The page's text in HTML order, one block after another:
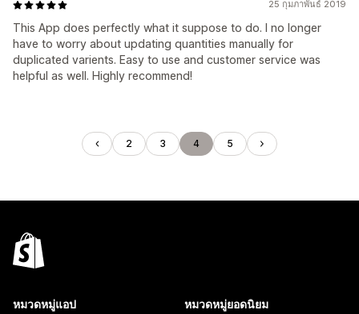
25 กุมภาพันธ์ 2019
This App does perfectly what it suppose to do. I no longer
have to worry about updating quantities manually for
duplicated varients. Easy to use and customer service was
helpful as well. Highly recommend!
2 3 4 5
หมวดหมู่แอป หมวดหมู่ยอดนิยม